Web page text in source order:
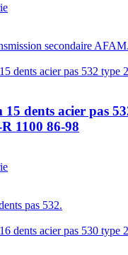
secondaire AFAM.
dents acier pas
1100 86-98
pas 532.